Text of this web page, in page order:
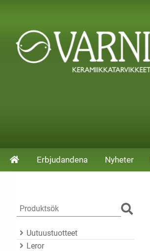
Erbjudandena Nyheter
Uutuustuotteet
Leror